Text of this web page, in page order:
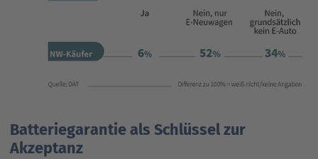
Batteriegarantie als Schlüssel zur
Akzeptanz